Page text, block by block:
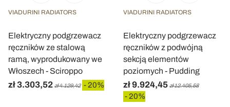
VIADURINI RADIATORS
Elektryczny podgrzewacz
ręczników ze stalową
ramą, wyprodukowany we
Włoszech - Sciroppo
zł 3.303,52 zł 4.129,42 - 20%
VIADURINI RADIATORS
Elektryczny podgrzewacz
ręczników z podwójną
sekcją elementów
poziomych - Pudding
zł 9.924,45 zł 12.405,58
- 20%